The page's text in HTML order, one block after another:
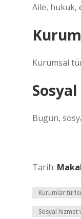
Aile, hukuk,
Kurumsal
Bugün,
Tarih:
Kurumlar
Sosyal